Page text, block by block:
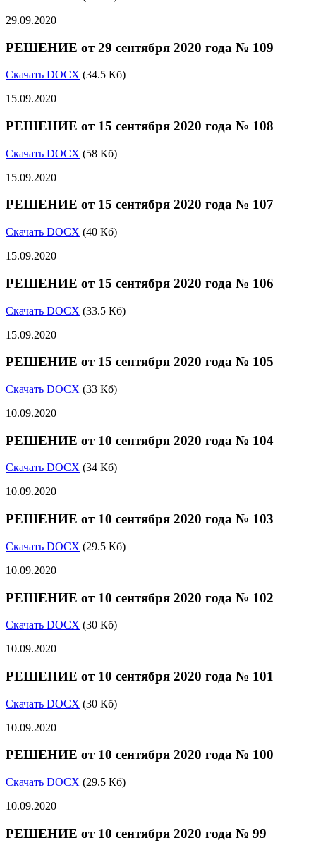
29.09.2020
РЕШЕНИЕ от 29 сентября 2020 года № 109
Скачать DOCX (34.5 Кб)
15.09.2020
РЕШЕНИЕ от 15 сентября 2020 года № 108
Скачать DOCX (58 Кб)
15.09.2020
РЕШЕНИЕ от 15 сентября 2020 года № 107
Скачать DOCX (40 Кб)
15.09.2020
РЕШЕНИЕ от 15 сентября 2020 года № 106
Скачать DOCX (33.5 Кб)
15.09.2020
РЕШЕНИЕ от 15 сентября 2020 года № 105
Скачать DOCX (33 Кб)
10.09.2020
РЕШЕНИЕ от 10 сентября 2020 года № 104
Скачать DOCX (34 Кб)
10.09.2020
РЕШЕНИЕ от 10 сентября 2020 года № 103
Скачать DOCX (29.5 Кб)
10.09.2020
РЕШЕНИЕ от 10 сентября 2020 года № 102
Скачать DOCX (30 Кб)
10.09.2020
РЕШЕНИЕ от 10 сентября 2020 года № 101
Скачать DOCX (30 Кб)
10.09.2020
РЕШЕНИЕ от 10 сентября 2020 года № 100
Скачать DOCX (29.5 Кб)
10.09.2020
РЕШЕНИЕ от 10 сентября 2020 года № 99